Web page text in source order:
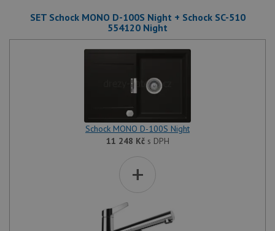
SET Schock MONO D-100S Night + Schock SC-510
554120 Night
Schock MONO D-100S Night
11 248 Kčs DPH
+